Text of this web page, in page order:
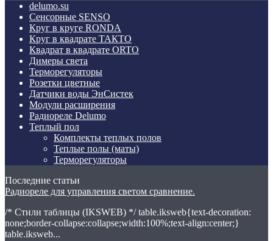
delumo.su
Сенсорные SENSO
Круг в круге RONDA
Круг в квадрате ТАКТО
Квадрат в квадрате ORTO
Димеры света
Терморегуляторы
Розетки цветные
Датчики воды ЭнСистек
Модули расширения
Радиореле Delumo
Теплый пол
Комплекты теплых полов
Теплые полы (маты)
Терморегуляторы
Последние статьи
Радиореле для управления светом сравнение.
/* Стили таблицы (IKSWEB) */ table.iksweb{text-decoration:
none;border-collapse:collapse;width:100%;text-align:center;}
table.iksweb...